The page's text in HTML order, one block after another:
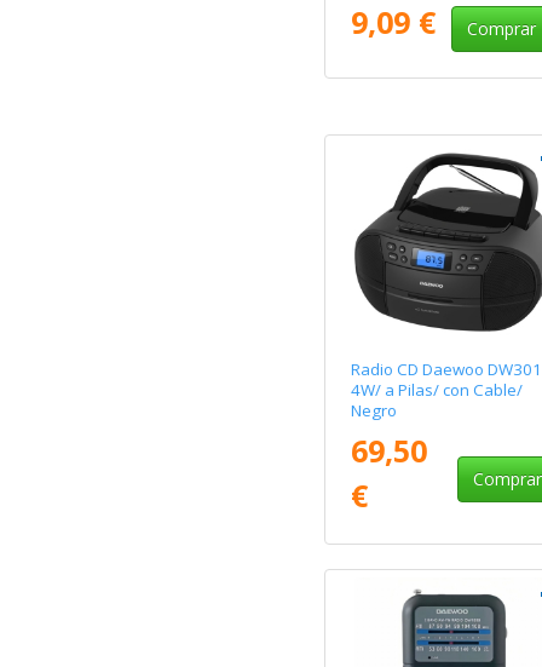
9,09 € Comprar
Radio CD Daewoo
4W/ a Pilas/ con Cable/
Negro
69,50
€
Comprar